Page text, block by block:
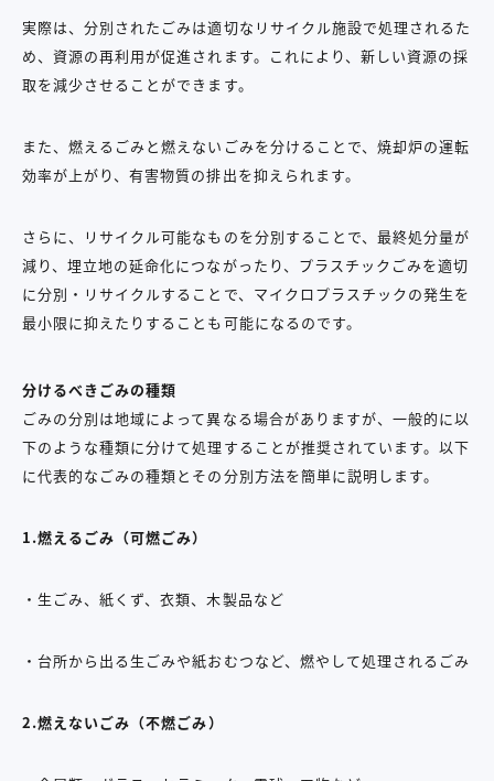
実際は、分別されたごみは適切なリサイクル施設で処理されるた
め、資源の再利用が促進されます。これにより、新しい資源の採
取を減少させることができます。
また、燃えるごみと燃えないごみを分けることで、焼却炉の運転
効率が上がり、有害物質の排出を抑えられます。
さらに、リサイクル可能なものを分別することで、最終処分量が
減り、埋立地の延命化につながったり、プラスチックごみを適切
に分別・リサイクルすることで、マイクロプラスチックの発生を
最小限に抑えたりすることも可能になるのです。
分けるべきごみの種類
ごみの分別は地域によって異なる場合がありますが、一般的に以
下のような種類に分けて処理することが推奨されています。以下
に代表的なごみの種類とその分別方法を簡単に説明します。
1.燃えるごみ（可燃ごみ）
・生ごみ、紙くず、衣類、木製品など
・台所から出る生ごみや紙おむつなど、燃やして処理されるごみ
2.燃えないごみ（不燃ごみ）